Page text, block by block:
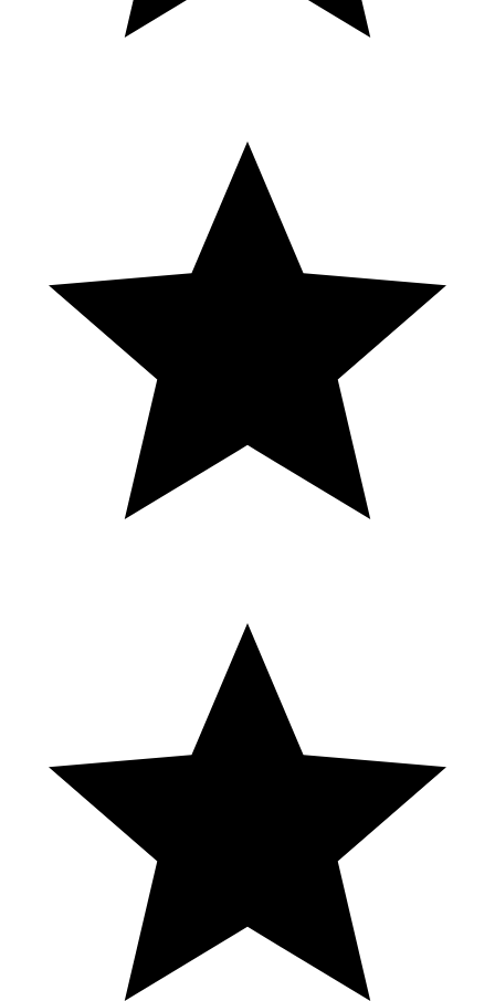
GRATUITO👇 https://ig.me/j/AbaykoNUUhSmtdiN/ 🚨FUNBETS
CONSIDERADAS UNA INVERSIÓN SEGURA O
CONFIABLE, cuida tu dinero y salud, y hazlo por diversión.
we got a runner! #buffalo #lucky #slots
Más de Copa Trinche Rushbet en: ➡ App oficial:
http://onelink.to/en5mcv ➡ Facebook
https://www.facebook.com/copatrinchecol ➡ Instagram:
https://www.instagram.com/copatrinche/ ➡ TikTok:
https://www.tiktok.com/@copatrinche_ ➡ Página web:
https://www.copatrinche.com/ ➡ Spotify:
https://open.spotify.com/playlist/59279xtORfTSKLfqpV1Dex?
si=O-Gpp5efQjyBowYwhqBZ6Q